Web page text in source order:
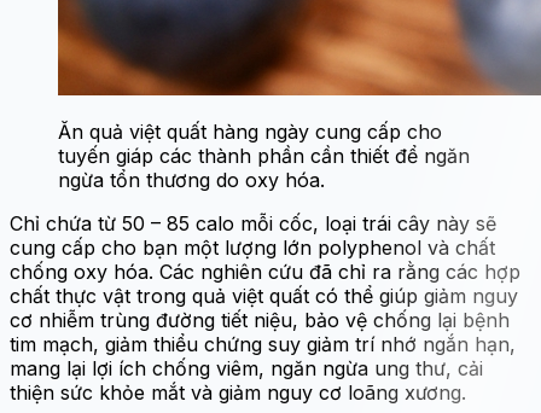
Ăn quả việt quất hàng ngày cung cấp cho
tuyến giáp các thành phần cần thiết để ngăn
ngừa tổn thương do oxy hóa.
Chỉ chứa từ 50 – 85 calo mỗi cốc, loại trái cây này sẽ
cung cấp cho bạn một lượng lớn polyphenol và chất
chống oxy hóa. Các nghiên cứu đã chỉ ra rằng các hợp
chất thực vật trong quả việt quất có thể giúp giảm nguy
cơ nhiễm trùng đường tiết niệu, bảo vệ chống lại bệnh
tim mạch, giảm thiểu chứng suy giảm trí nhớ ngắn hạn,
mang lại lợi ích chống viêm, ngăn ngừa ung thư, cải
thiện sức khỏe mắt và giảm nguy cơ loãng xương.